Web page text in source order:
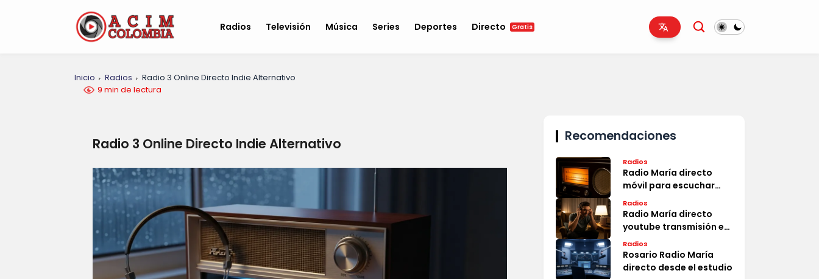
Radios Televisión Música Series Deportes Directo Gratis
Inicio Radios
Radio 3 Online Directo Indie Alternativo
9 min de lectura
Radio 3 Online Directo Indie Alternativo Recomendaciones
Radios
Radio María directo
móvil para escuchar
ahora
Radios
Radio María directo
youtube transmisión en
vivo
Radios
Rosario Radio María
directo desde el estudio